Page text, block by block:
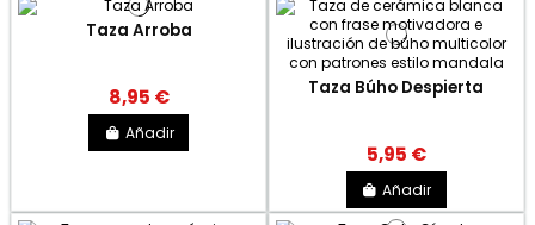
Taza Arroba
8,95 €
Añadir
Taza Búho Despierta
5,95 €
Añadir